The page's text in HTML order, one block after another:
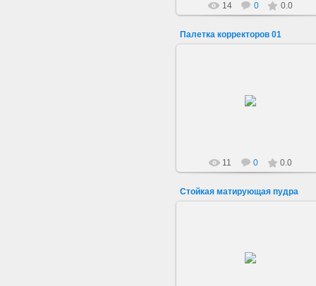
14 0 0.0
Палетка корректоров 01
Многофункциональная палетка
11 0 0.0
Cтойкая матирующая пудра
Стойкая матирующая пудра